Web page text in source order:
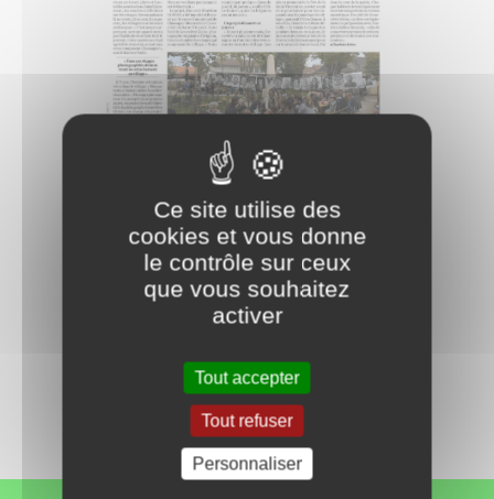
https://vigieau.gouv.fr/
Retour à l'accueil
Partagez
Ce site utilise des
cookies et vous donne
le contrôle sur ceux
que vous souhaitez
activer
Tout accepter
Tout refuser
Personnaliser